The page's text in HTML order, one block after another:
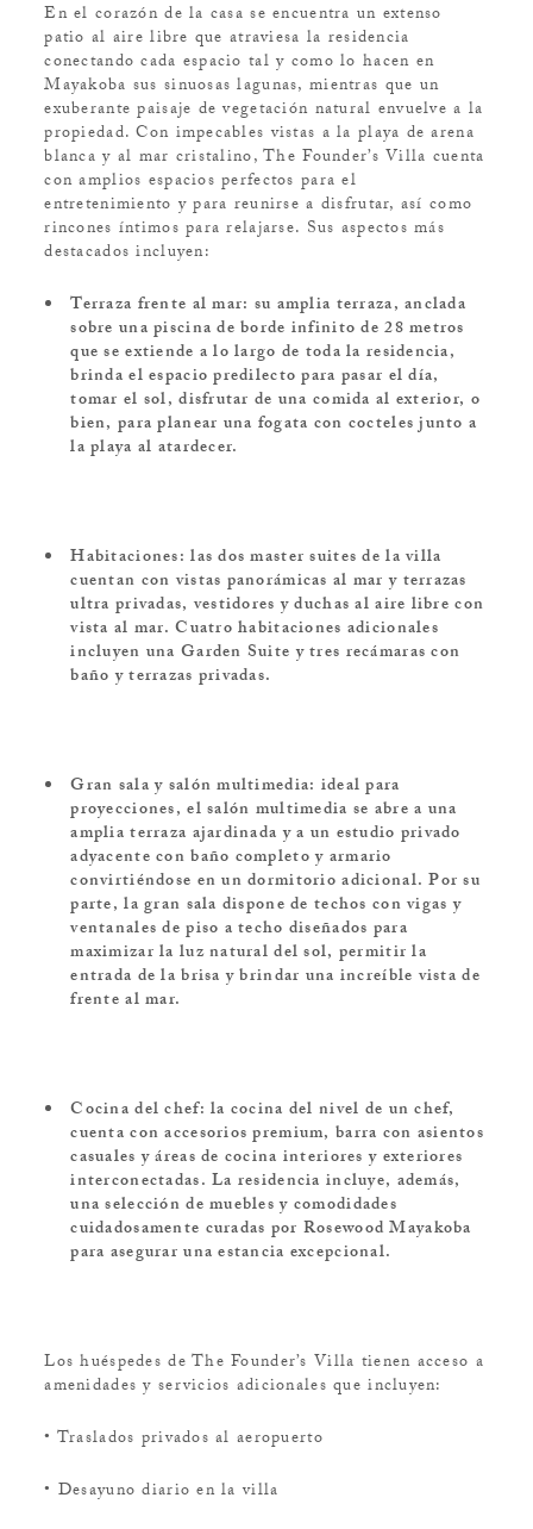
En el corazón de la casa se encuentra un extenso
patio al aire libre que atraviesa la residencia
conectando cada espacio tal y como lo hacen en
Mayakoba sus sinuosas lagunas, mientras que un
exuberante paisaje de vegetación natural envuelve a la
propiedad. Con impecables vistas a la playa de arena
blanca y al mar cristalino, The Founder’s Villa cuenta
con amplios espacios perfectos para el
entretenimiento y para reunirse a disfrutar, así como
rincones íntimos para relajarse. Sus aspectos más
destacados incluyen:
Terraza frente al mar: su amplia terraza, anclada
sobre una piscina de borde infinito de 28 metros
que se extiende a lo largo de toda la residencia,
brinda el espacio predilecto para pasar el día,
tomar el sol, disfrutar de una comida al exterior, o
bien, para planear una fogata con cocteles junto a
la playa al atardecer.
Habitaciones: las dos master suites de la villa
cuentan con vistas panorámicas al mar y terrazas
ultra privadas, vestidores y duchas al aire libre con
vista al mar. Cuatro habitaciones adicionales
incluyen una Garden Suite y tres recámaras con
baño y terrazas privadas.
Gran sala y salón multimedia: ideal para
proyecciones, el salón multimedia se abre a una
amplia terraza ajardinada y a un estudio privado
adyacente con baño completo y armario
convirtiéndose en un dormitorio adicional. Por su
parte, la gran sala dispone de techos con vigas y
ventanales de piso a techo diseñados para
maximizar la luz natural del sol, permitir la
entrada de la brisa y brindar una increíble vista de
frente al mar.
Cocina del chef: la cocina del nivel de un chef,
cuenta con accesorios premium, barra con asientos
casuales y áreas de cocina interiores y exteriores
interconectadas. La residencia incluye, además,
una selección de muebles y comodidades
cuidadosamente curadas por Rosewood Mayakoba
para asegurar una estancia excepcional.
Los huéspedes de The Founder’s Villa tienen acceso a
amenidades y servicios adicionales que incluyen:
• Traslados privados al aeropuerto
• Desayuno diario en la villa